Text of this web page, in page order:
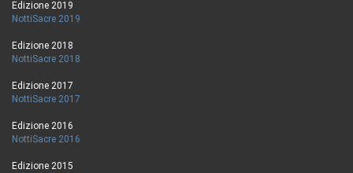
Edizione 2019
NottiSacre 2019
Edizione 2018
NottiSacre 2018
Edizione 2017
NottiSacre 2017
Edizione 2016
NottiSacre 2016
Edizione 2015